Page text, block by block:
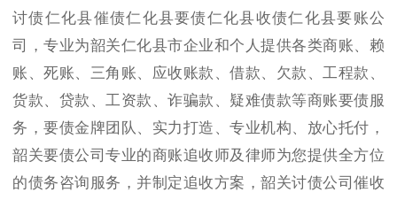
讨债仁化县催债仁化县要债仁化县收债仁化县要账公
司，专业为韶关仁化县市企业和个人提供各类商账、赖
账、死账、三角账、应收账款、借款、欠款、工程款、
货款、贷款、工资款、诈骗款、疑难债款等商账要债服
务，要债金牌团队、实力打造、专业机构、放心托付，
韶关要债公司专业的商账追收师及律师为您提供全方位
的债务咨询服务，并制定追收方案，韶关讨债公司催收